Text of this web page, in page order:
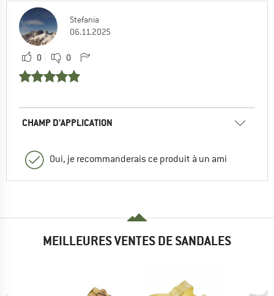
Stefania
06.11.2025
0 0
CHAMP D'APPLICATION
Oui, je recommanderais ce produit à un ami
MEILLEURES VENTES DE SANDALES